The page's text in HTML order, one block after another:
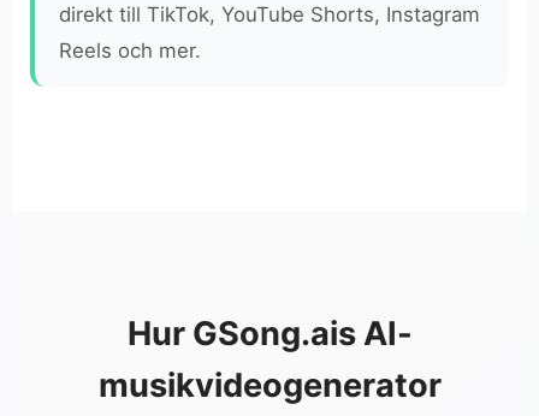
direkt till TikTok, YouTube Shorts, Instagram
Reels och mer.
Hur GSong.ais AI-
musikvideogenerator